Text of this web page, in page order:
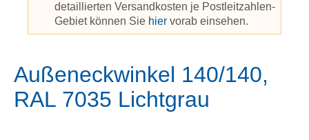
detaillierten Versandkosten je Postleitzahlen-
Gebiet können Sie hier vorab einsehen.
Außeneckwinkel 140/140,
RAL 7035 Lichtgrau